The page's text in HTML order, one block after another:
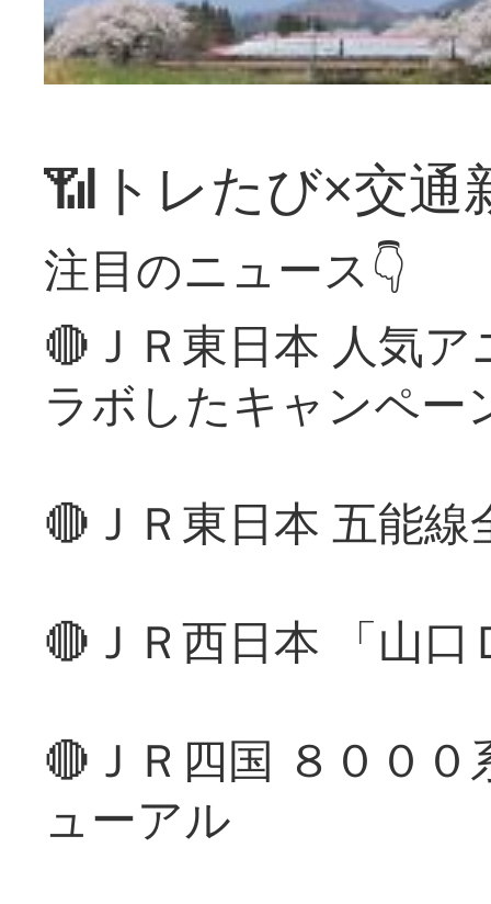
📶トレたび×交通
注目のニュース👇
🔴ＪＲ東日本 人気
ラボしたキャンペー
🔴ＪＲ東日本 五能
🔴ＪＲ西日本 「山
🔴ＪＲ四国 ８００
ューアル